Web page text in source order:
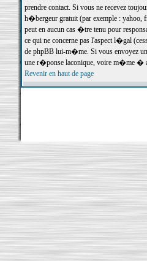
prendre contact. Si vous ne recevez
h�bergeur gratuit (par exemple : yahoo,
peut en aucun cas �tre tenu pour
ce qui ne concerne pas l'aspect l�gal
de phpBB lui-m�me. Si vous envoyez
une r�ponse laconique, voire m�me �
Revenir en haut de page